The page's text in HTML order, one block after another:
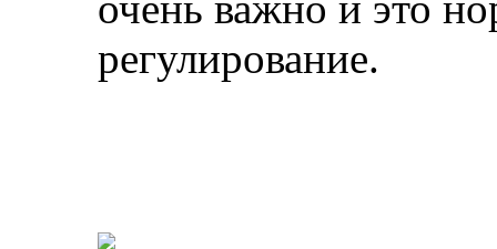
регулирование.